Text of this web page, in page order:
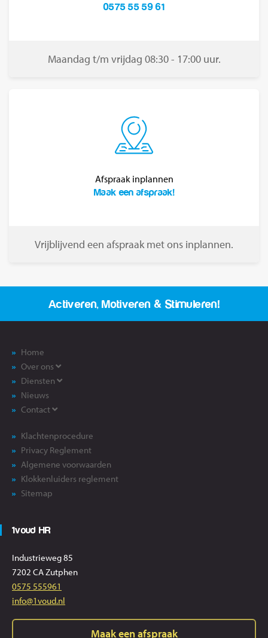
0575 55 59 61
Maandag t/m vrijdag 08:30 - 17:00 uur.
Afspraak inplannen
Maak een afspraak!
Vrijblijvend een afspraak met ons inplannen.
Activeren, Motiveren & Stimuleren!
Home
Over ons
Diensten
Nieuws
Contact
Klachtenprocedure
Privacy Reglement
Algemene voorwaarden
Klokkenluiders reglement
Sitemap
1voud HR
Industrieweg 85
7202 CA Zutphen
0575 555961
info@1voud.nl
Maak een afspraak